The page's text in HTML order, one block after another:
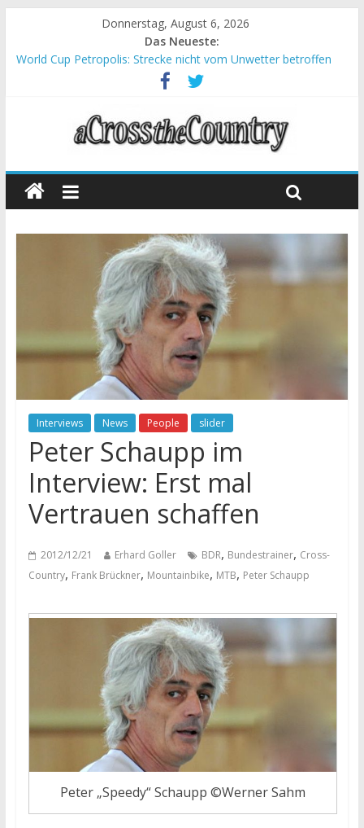
Donnerstag, August 6, 2026
Das Neueste:
World Cup Petropolis: Strecke nicht vom Unwetter betroffen
Krumbach und Obergessertshausen: Mountainbike-Bundesliga
Supercup Massi Banyoles: Siege für Carod und Richards
Halbzeit beim Andalucia Bike Race: Weltmeister Seewald führt
Chelva: Schweizer Doppelsieg beim ersten XCO-Rennen der
Interviews News People slider
Peter Schaupp im
Interview: Erst mal
Vertrauen schaffen
2012/12/21 Erhard Goller BDR, Bundestrainer, Cross-
Country, Frank Brückner, Mountainbike, MTB, Peter Schaupp
Peter „Speedy“ Schaupp ©Werner Sahm